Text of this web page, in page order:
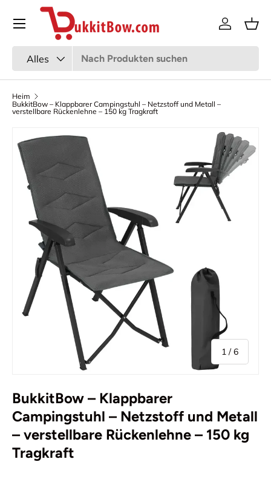
Zum Inhalt gehen
Alles
Speisekarte
Heim
BukkitBow – Klappbarer Campingstuhl – Netzstoff und Metall –
verstellbare Rückenlehne – 150 kg Tragkraft
1 /von
6
BukkitBow – Klappbarer
Campingstuhl – Netzstoff und Metall
– verstellbare Rückenlehne – 150 kg
Tragkraft